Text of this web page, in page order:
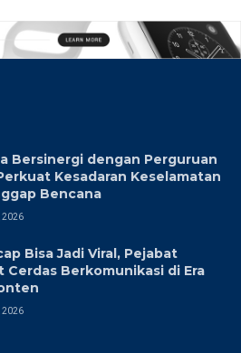
Bersinergi dengan Perguruan
Kesadaran Keselamatan
Bencana
2026
Bisa Jadi Viral, Pejabat
Berkomunikasi di Era
2026